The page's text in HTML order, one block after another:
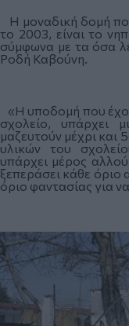
Η μοναδική δομή
το 2003, είναι το
σύμφωνα με τα όσα
Ροδή Καβούνη.
«Η υποδομή που
σχολείο, υπάρχει
μαζευτούν μέχρι και
υλικών του
υπάρχει μέρος
ξεπεράσει κάθε όριο
όριο φαντασίας για